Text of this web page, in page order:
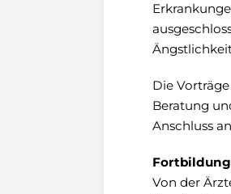
Die
Beratung
Anschluss
Von der